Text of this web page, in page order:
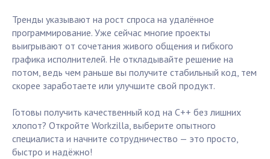
Тренды указывают на рост спроса на удалённое
программирование. Уже сейчас многие проекты
выигрывают от сочетания живого общения и гибкого
графика исполнителей. Не откладывайте решение на
потом, ведь чем раньше вы получите стабильный код, тем
скорее заработаете или улучшите свой продукт.
Готовы получить качественный код на C++ без лишних
хлопот? Откройте Workzilla, выберите опытного
специалиста и начните сотрудничество — это просто,
быстро и надёжно!